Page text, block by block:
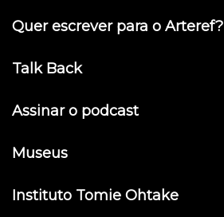
Quer escrever para o Arteref?
Talk Back
Assinar o podcast
Museus
Instituto Tomie Ohtake